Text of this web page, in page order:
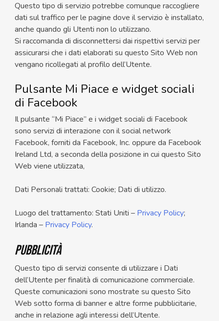
Questo tipo di servizio potrebbe comunque raccogliere
dati sul traffico per le pagine dove il servizio è installato,
anche quando gli Utenti non lo utilizzano.
Si raccomanda di disconnettersi dai rispettivi servizi per
assicurarsi che i dati elaborati su questo Sito Web non
vengano ricollegati al profilo dell’Utente.
Pulsante Mi Piace e widget sociali
di Facebook
Il pulsante “Mi Piace” e i widget sociali di Facebook
sono servizi di interazione con il social network
Facebook, forniti da Facebook, Inc. oppure da Facebook
Ireland Ltd, a seconda della posizione in cui questo Sito
Web viene utilizzata,
Dati Personali trattati: Cookie; Dati di utilizzo.
Luogo del trattamento: Stati Uniti – Privacy Policy;
Irlanda – Privacy Policy.
Pubblicità
Questo tipo di servizi consente di utilizzare i Dati
dell’Utente per finalità di comunicazione commerciale.
Queste comunicazioni sono mostrate su questo Sito
Web sotto forma di banner e altre forme pubblicitarie,
anche in relazione agli interessi dell’Utente.